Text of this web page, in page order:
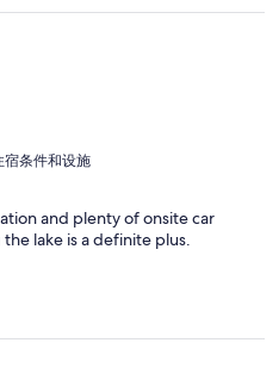
宿条件和设施
and plenty of onsite car
lake is a definite plus.